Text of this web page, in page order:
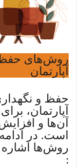
روش‌های حفظ
آپارتمان
حفظ و
آپارتمان،
آن‌ها و
است. در
روش‌ها اشاره
: